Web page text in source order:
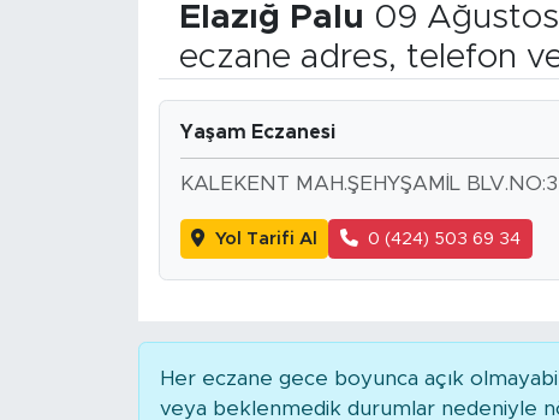
Elazığ Palu 09
eczane adres, telefon
Yaşam Eczanesi
KALEKENT MAH.ŞEHYŞAMİL
Yol Tarifi Al 0 (424) 503 69 34
Her eczane gece boyunca açık
veya beklenmedik durumlar nedeniyle